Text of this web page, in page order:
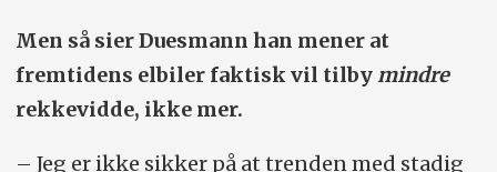
Men så sier Duesmann han mener at
fremtidens elbiler faktisk vil tilby mindre
rekkevidde, ikke mer.
– Jeg er ikke sikker på at trenden med stadig